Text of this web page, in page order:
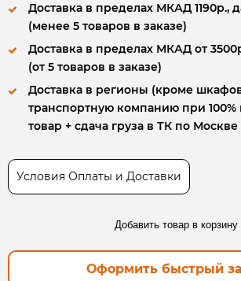
Доставка в пределах МКАД 1190р.,
(менее 5 товаров в заказе)
Доставка в пределах МКАД от
(от 5 товаров в заказе)
Доставка в регионы (кроме
транспортную компанию при 100%
товар + сдача груза в ТК по Москве
Условия Оплаты и Доставки
Добавить товар в корзину
Оформить быстрый